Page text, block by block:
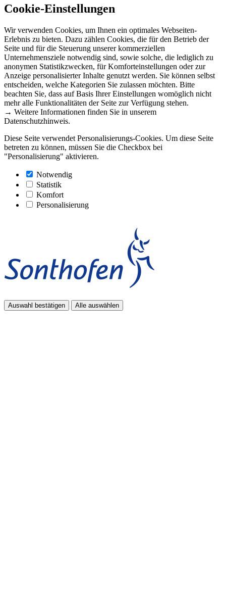
Cookie-Einstellungen
Wir verwenden Cookies, um Ihnen ein optimales Webseiten-
Erlebnis zu bieten. Dazu zählen Cookies, die für den Betrieb der
Seite und für die Steuerung unserer kommerziellen
Unternehmensziele notwendig sind, sowie solche, die lediglich zu
anonymen Statistikzwecken, für Komforteinstellungen oder zur
Anzeige personalisierter Inhalte genutzt werden. Sie können selbst
entscheiden, welche Kategorien Sie zulassen möchten. Bitte
beachten Sie, dass auf Basis Ihrer Einstellungen womöglich nicht
mehr alle Funktionalitäten der Seite zur Verfügung stehen.
→ Weitere Informationen finden Sie in unserem
Datenschutzhinweis.
Diese Seite verwendet Personalisierungs-Cookies. Um diese Seite
betreten zu können, müssen Sie die Checkbox bei
"Personalisierung" aktivieren.
Notwendig
Statistik
Komfort
Personalisierung
Auswahl bestätigen Alle auswählen